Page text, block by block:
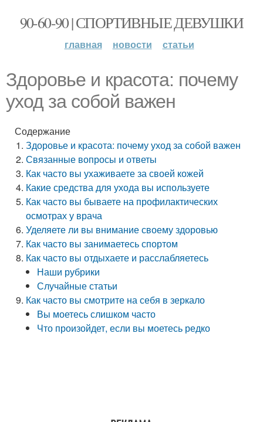
90-60-90 | СПОРТИВНЫЕ ДЕВУШКИ
главная новости статьи
Здоровье и красота: почему
уход за собой важен
Содержание
Здоровье и красота: почему уход за собой важен
Связанные вопросы и ответы
Как часто вы ухаживаете за своей кожей
Какие средства для ухода вы используете
Как часто вы бываете на профилактических
осмотрах у врача
Уделяете ли вы внимание своему здоровью
Как часто вы занимаетесь спортом
Как часто вы отдыхаете и расслабляетесь
Наши рубрики
Случайные статьи
Как часто вы смотрите на себя в зеркало
Вы моетесь слишком часто
Что произойдет, если вы моетесь редко